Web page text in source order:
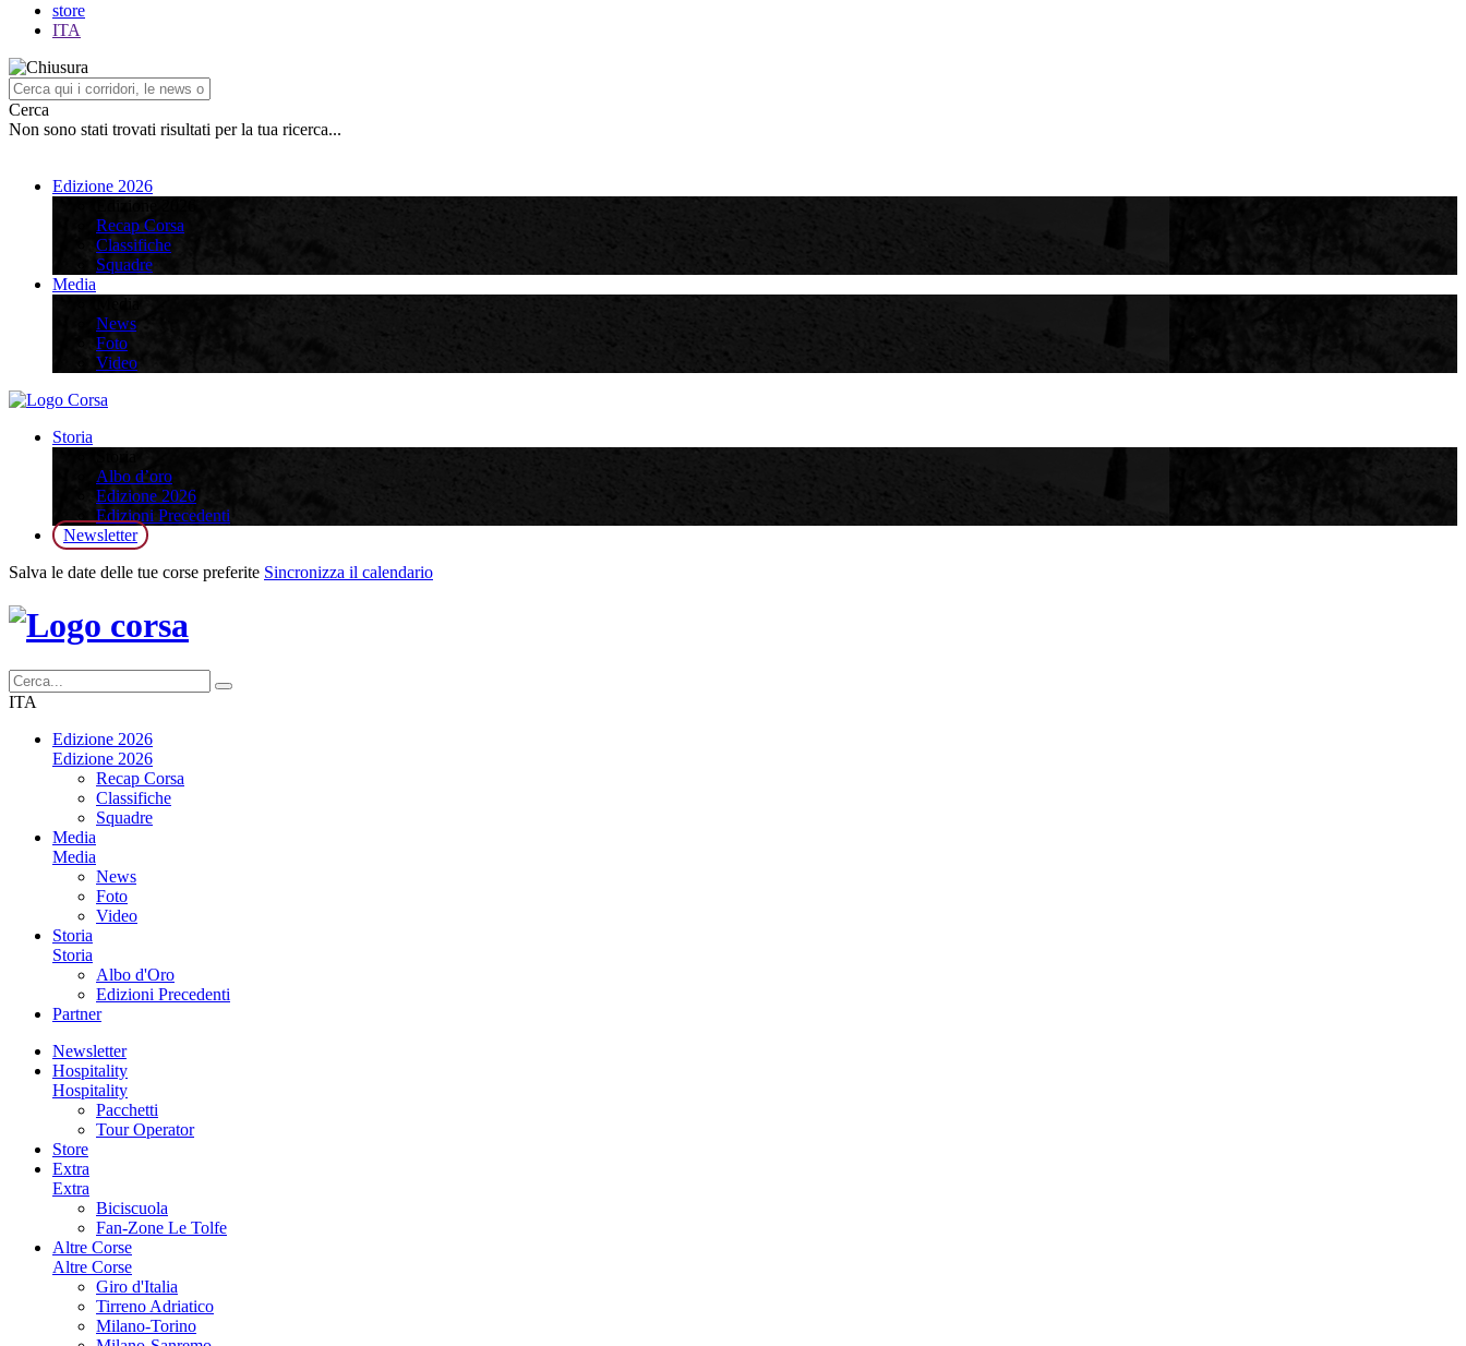
store
ITA
Cerca
Non sono stati trovati risultati per la tua ricerca...
Edizione 2026
Recap Corsa
Classifiche
Squadre
Media
News
Foto
Video
Storia
Albo d’oro
Edizione 2026
Edizioni Precedenti
Newsletter
Salva le date delle tue corse preferite Sincronizza il calendario
ITA
Edizione 2026
Edizione 2026
Recap Corsa
Classifiche
Squadre
Media
Media
News
Foto
Video
Storia
Storia
Albo d'Oro
Edizioni Precedenti
Partner
Newsletter
Hospitality
Hospitality
Pacchetti
Tour Operator
Store
Extra
Extra
Biciscuola
Fan-Zone Le Tolfe
Altre Corse
Altre Corse
Giro d'Italia
Tirreno Adriatico
Milano-Torino